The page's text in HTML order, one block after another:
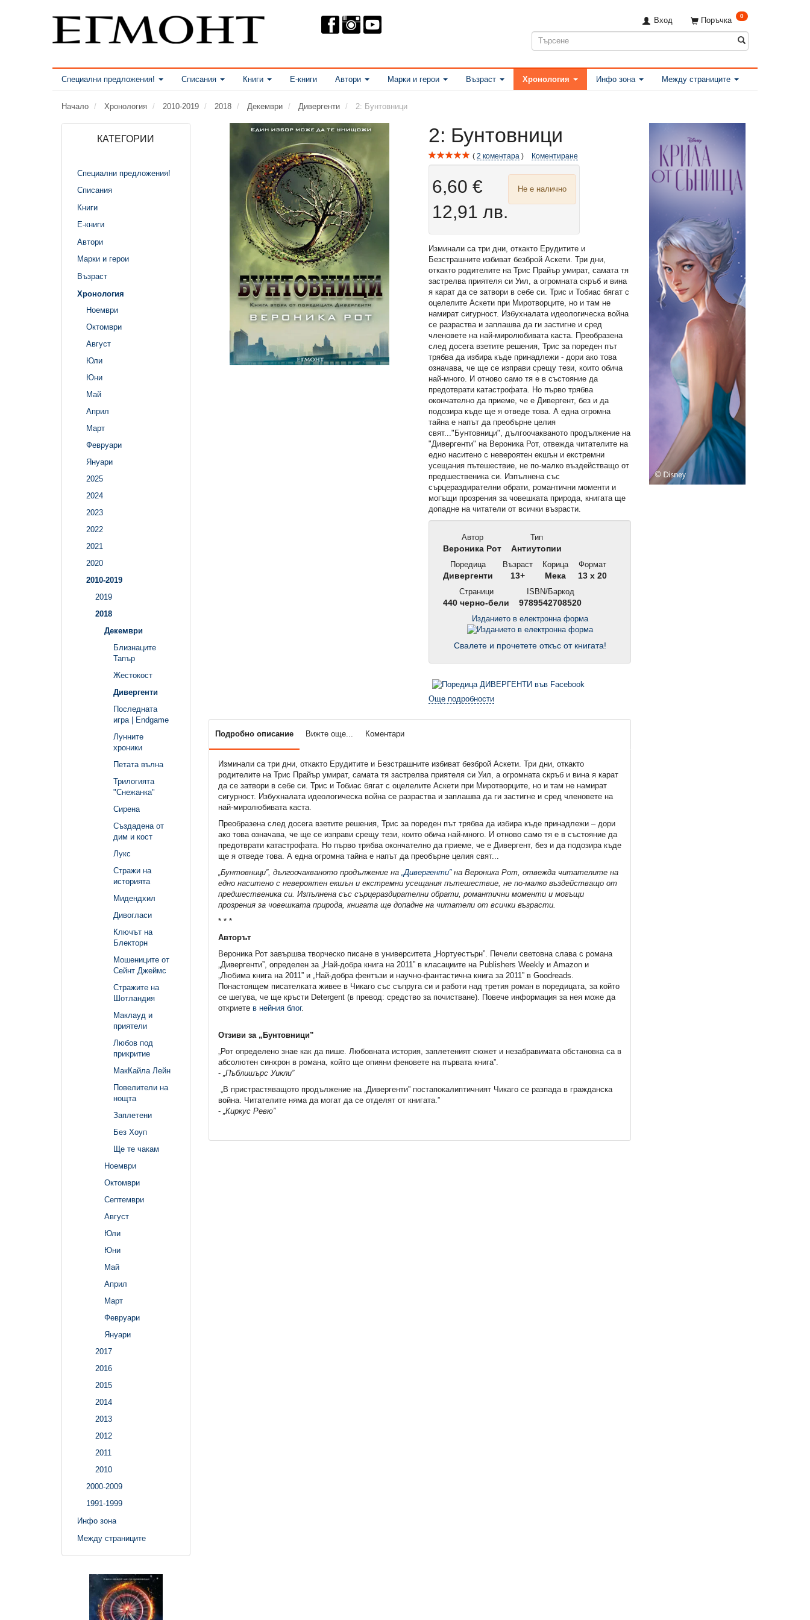
Поръчка 0
Вход
Специални предложения! Списания Книги Е-книги Автори Марки и герои Възраст Хронология Инфо зона Между страниците
Начало Хронология 2010-2019 2018 Декември Дивергенти 2: Бунтовници
КАТЕГОРИИ
Специални предложения!
Списания
Книги
Е-книги
Автори
Марки и герои
Възраст
Хронология
Ноември
Октомври
Август
Юли
Юни
Май
Април
Март
Февруари
Януари
2025
2024
2023
2022
2021
2020
2010-2019
2019
2018
Декември
Близнаците
Тапър
Жестокост
Дивергенти
Последната
игра | Endgame
Лунните
хроники
Петата вълна
Трилогията
"Снежанка"
Сирена
Създадена от
дим и кост
Лукс
Стражи на
историята
Мидендхил
Дивогласи
Ключът на
Блекторн
Мошениците от
Сейнт Джеймс
Стражите на
Шотландия
Маклауд и
приятели
Любов под
прикритие
МакКайла Лейн
Повелители на
нощта
Заплетени
Без Хоуп
Ще те чакам
Ноември
Октомври
Септември
Август
Юли
Юни
Май
Април
Март
Февруари
Януари
2017
2016
2015
2014
2013
2012
2011
2010
2000-2009
1991-1999
Инфо зона
Между страниците
2: Бунтовници
2 коментара Коментиране
6,60 €
12,91 лв.
Не е налично
Изминали са три дни, откакто Ерудитите и
Безстрашните избиват безброй Аскети. Три дни,
откакто родителите на Трис Прайър умират, самата тя
застрелва приятеля си Уил, а огромната скръб и вина
я карат да се затвори в себе си. Трис и Тобиас бягат с
оцелелите Аскети при Миротворците, но и там не
намират сигурност. Избухналата идеологическа война
се разраства и заплашва да ги застигне и сред
членовете на най-миролюбивата каста. Преобразена
след досега взетите решения, Трис за пореден път
трябва да избира къде принадлежи - дори ако това
означава, че ще се изправи срещу тези, които обича
най-много. И отново само тя е в състояние да
предотврати катастрофата. Но първо трябва
окончателно да приеме, че е Дивергент, без и да
подозира къде ще я отведе това. А една огромна
тайна е напът да преобърне целия
свят..."Бунтовници", дългоочакваното продължение на
"Дивергенти" на Вероника Рот, отвежда читателите на
едно наситено с невероятен екшън и екстремни
усещания пътешествие, не по-малко въздействащо от
предшественика си. Изпълнена със
сърцераздирателни обрати, романтични моменти и
могъщи прозрения за човешката природа, книгата ще
допадне на читатели от всички възрасти.
Автор
Вероника Рот
Тип
Антиутопии
Поредица
Дивергенти
Възраст
13+
Корица
Мека
Формат
13 x 20
Страници
440 черно-бели
ISBN/Баркод
9789542708520
Изданието в електронна форма
Свалете и прочетете откъс от книгата!
Още подробности
Подробно описание Вижте още... Коментари
Изминали са три дни, откакто Ерудитите и Безстрашните избиват безброй Аскети. Три дни, откакто
родителите на Трис Прайър умират, самата тя застрелва приятеля си Уил, а огромната скръб и вина я карат
да се затвори в себе си. Трис и Тобиас бягат с оцелелите Аскети при Миротворците, но и там не намират
сигурност. Избухналата идеологическа война се разраства и заплашва да ги застигне и сред членовете на
най-миролюбивата каста.
Преобразена след досега взетите решения, Трис за пореден път трябва да избира къде принадлежи – дори
ако това означава, че ще се изправи срещу тези, които обича най-много. И отново само тя е в състояние да
предотврати катастрофата. Но първо трябва окончателно да приеме, че е Дивергент, без и да подозира къде
ще я отведе това. А една огромна тайна е напът да преобърне целия свят...
„Бунтовници”, дългоочакваното продължение на „Дивергенти”на Вероника Рот, отвежда читателите на
едно наситено с невероятен екшън и екстремни усещания пътешествие, не по-малко въздействащо от
предшественика си. Изпълнена със сърцераздирателни обрати, романтични моменти и могъщи
прозрения за човешката природа, книгата ще допадне на читатели от всички възрасти.
* * *
Авторът
Вероника Рот завършва творческо писане в университета „Нортуестърн”. Печели световна слава с романа
„Дивергенти”, определен за „Най-добра книга на 2011” в класациите на Publishers Weekly и Amazon и
„Любима книга на 2011” и „Най-добра фентъзи и научно-фантастична книга за 2011” в Goodreads.
Понастоящем писателката живее в Чикаго със съпруга си и работи над третия роман в поредицата, за който
се шегува, че ще кръсти Detergent (в превод: средство за почистване). Повече информация за нея може да
откриете в нейния блог.
Отзиви за „Бунтовници”
„Рот определено знае как да пише. Любовната история, заплетеният сюжет и незабравимата обстановка са в
абсолютен синхрон в романа, който ще опияни феновете на първата книга”.
- „Пъблишърс Уикли”
„В пристрастяващото продължение на „Дивергенти” постапокалиптичният Чикаго се разпада в гражданска
война. Читателите няма да могат да се отделят от книгата.”
- „Киркус Ревю”